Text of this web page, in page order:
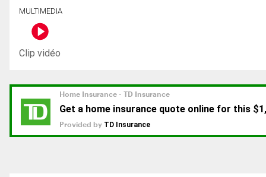
MULTIMEDIA
Clip vidéo